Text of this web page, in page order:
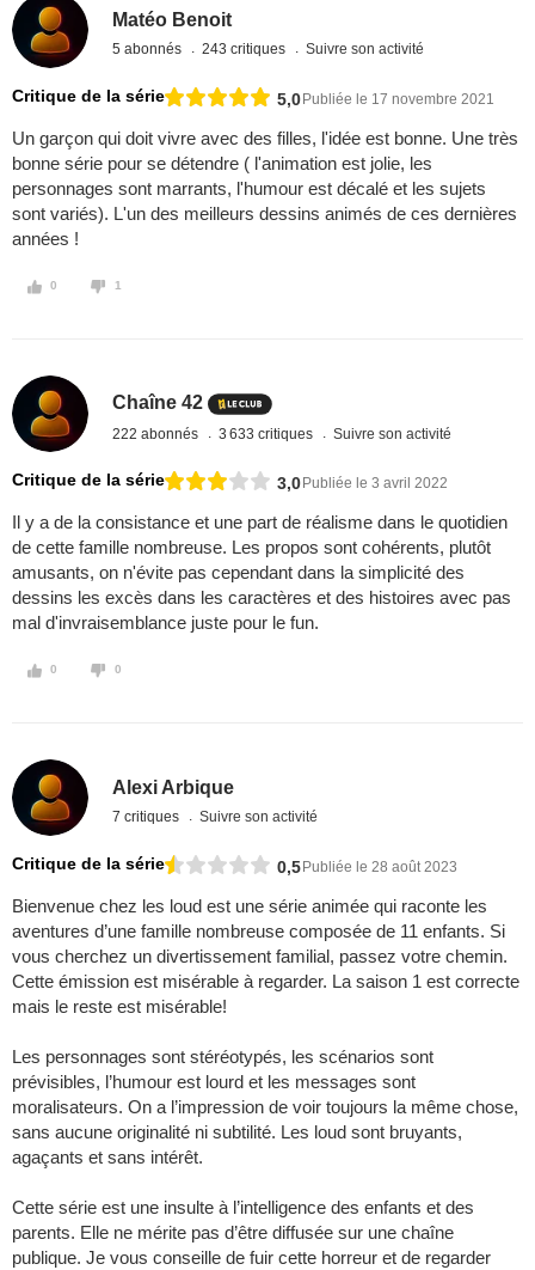
Matéo Benoit
5 abonnés 243 critiques Suivre son activité
Critique de la série 5,0Publiée le 17 novembre 2021
Un garçon qui doit vivre avec des filles, l'idée est bonne. Une très
bonne série pour se détendre ( l'animation est jolie, les
personnages sont marrants, l'humour est décalé et les sujets
sont variés). L'un des meilleurs dessins animés de ces dernières
années !
0 1
Chaîne 42
222 abonnés 3 633 critiques Suivre son activité
Critique de la série 3,0Publiée le 3 avril 2022
Il y a de la consistance et une part de réalisme dans le quotidien
de cette famille nombreuse. Les propos sont cohérents, plutôt
amusants, on n'évite pas cependant dans la simplicité des
dessins les excès dans les caractères et des histoires avec pas
mal d'invraisemblance juste pour le fun.
0 0
Alexi Arbique
7 critiques Suivre son activité
Critique de la série 0,5Publiée le 28 août 2023
Bienvenue chez les loud est une série animée qui raconte les
aventures d’une famille nombreuse composée de 11 enfants. Si
vous cherchez un divertissement familial, passez votre chemin.
Cette émission est misérable à regarder. La saison 1 est correcte
mais le reste est misérable!
Les personnages sont stéréotypés, les scénarios sont
prévisibles, l’humour est lourd et les messages sont
moralisateurs. On a l’impression de voir toujours la même chose,
sans aucune originalité ni subtilité. Les loud sont bruyants,
agaçants et sans intérêt.
Cette série est une insulte à l’intelligence des enfants et des
parents. Elle ne mérite pas d’être diffusée sur une chaîne
publique. Je vous conseille de fuir cette horreur et de regarder